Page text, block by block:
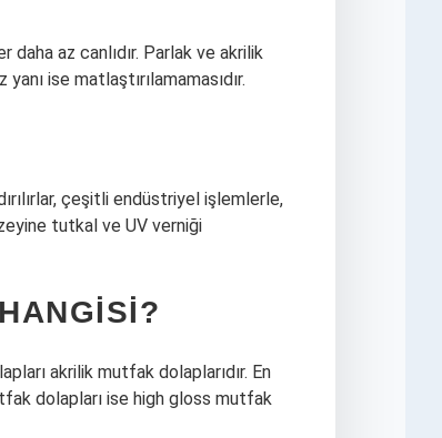
daha az canlıdır. Parlak ve akrilik
ise matlaştırılamamasıdır.
çeşitli endüstriyel işlemlerle,
tutkal ve UV verniği
akrilik mutfak dolaplarıdır. En
dolapları ise high gloss mutfak